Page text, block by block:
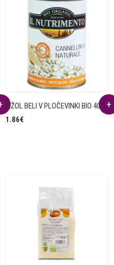
FIŽOL BELI V PLOČEVINKI BIO 400g
1.86€